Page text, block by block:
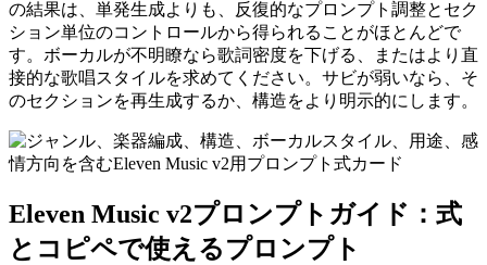
の結果は、単発生成よりも、反復的なプロンプト調整とセク
ション単位のコントロールから得られることがほとんどで
す。ボーカルが不明瞭なら歌詞密度を下げる、またはより直
接的な歌唱スタイルを求めてください。サビが弱いなら、そ
のセクションを再生成するか、構造をより明示的にします。
Eleven Music v2プロンプトガイド：式
とコピペで使えるプロンプト